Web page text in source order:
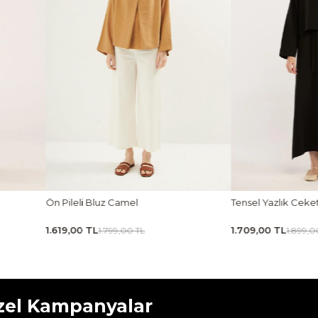
Tensel Yazlık Ceket Siyah
1.709,00 TL1.899,00 TL
Taşlanmış İnce
1.619,00 TL1.799,00
Kampanyalar